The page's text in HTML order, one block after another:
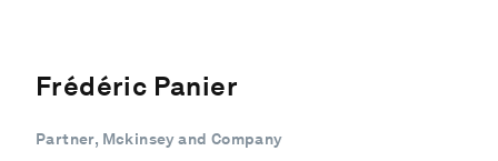
Frédéric Panier
Partner, Mckinsey and Company